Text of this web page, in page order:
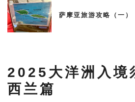
萨摩亚旅游攻略（一）
2025大洋洲入境
西兰篇